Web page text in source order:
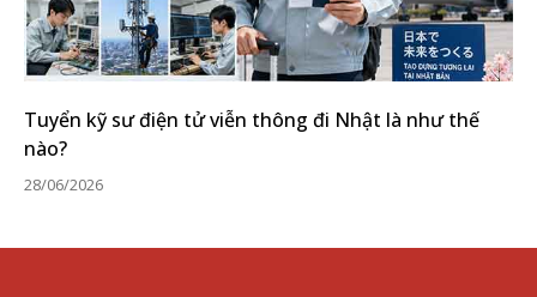
Tuyển kỹ sư điện tử viễn thông đi Nhật là như thế
nào?
28/06/2026